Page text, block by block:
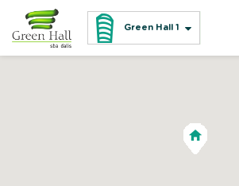
Green Hall 1